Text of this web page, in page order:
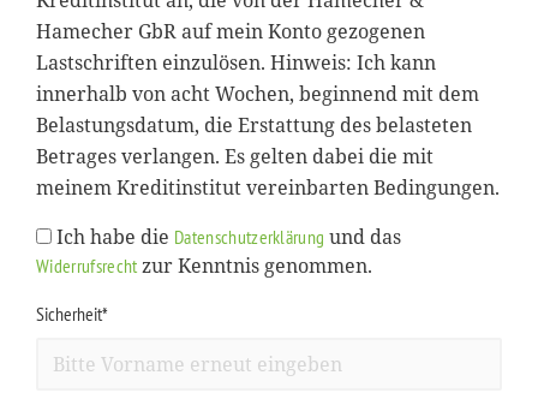
Hamecher GbR auf mein Konto gezogenen
Lastschriften einzulösen. Hinweis: Ich kann
innerhalb von acht Wochen, beginnend mit dem
Belastungsdatum, die Erstattung des belasteten
Betrages verlangen. Es gelten dabei die mit
meinem Kreditinstitut vereinbarten Bedingungen.
Ich habe die Datenschutzerklärung und das
Widerrufsrechtzur Kenntnis genommen.
Sicherheit*